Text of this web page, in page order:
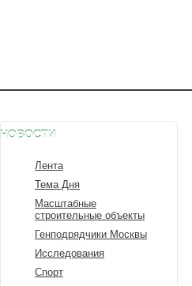
НОВОСТИ
Лента
Тема Дня
Масштабные
строительные объекты
Генподрядчики Москвы
Исследования
Спорт